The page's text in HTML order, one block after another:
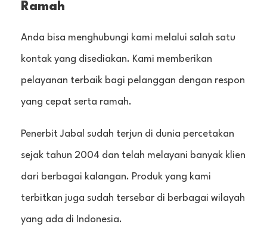
Ramah
Anda bisa menghubungi kami melalui salah satu
kontak yang disediakan. Kami memberikan
pelayanan terbaik bagi pelanggan dengan respon
yang cepat serta ramah.
Penerbit Jabal sudah terjun di dunia percetakan
sejak tahun 2004 dan telah melayani banyak klien
dari berbagai kalangan. Produk yang kami
terbitkan juga sudah tersebar di berbagai wilayah
yang ada di Indonesia.